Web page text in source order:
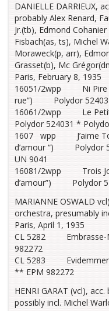
DANIELLE DARRIEUX,
probably Alex Renard,
Jr.(tb), Edmond
Fisbach(as, ts), Michel
Moraweck(p, arr),
Grasset(b), Mc
Paris, February 8, 1935
16051/2wpp Ni Pire
rue”) Polydor
16061/2wpp Le
Polydor 524031 *
1607 wpp J’aime
d’amour “) Polydor
UN 9041
16081/2wpp Trois
d’amour”) Polydor
MARIANNE OSWALD
orchestra, presumably
Paris, April 1, 1935
CL 5282 Embrasse-
982272
CL 5283
** EPM 982272
HENRI GARAT (vcl),
possibly incl. Michel